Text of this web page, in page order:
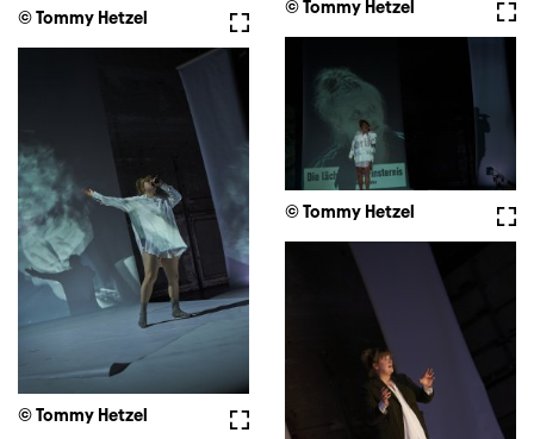
© Tommy Hetzel
Vollbild
© Tommy Hetzel
© Tommy Hetzel
Vollbild
© Tommy Hetzel